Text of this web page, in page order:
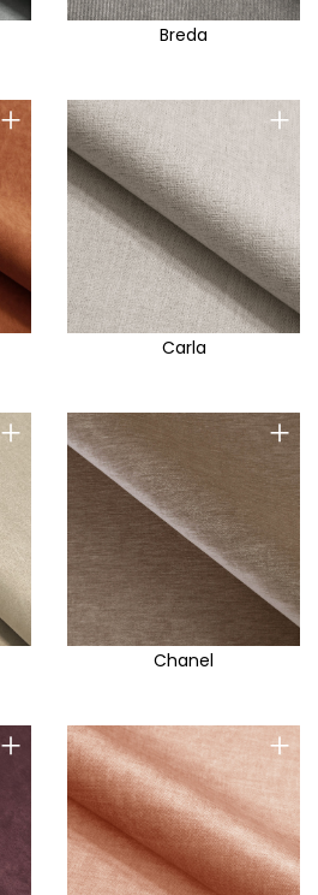
Breda
+ +
Carla
+ +
Chanel
+ +